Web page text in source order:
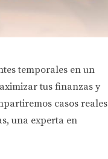
temporales en un
tus finanzas y
casos reales
una experta en